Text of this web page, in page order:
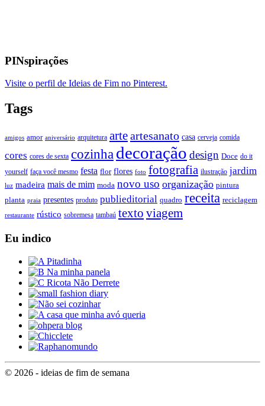
PINspirações
Visite o perfil de Ideias de Fim no Pinterest.
Tags
amigos amor aniversário arquitetura arteartesanato casa cerveja comida
cores cores de sexta cozinhadecoração design Doce do it
yourself faça você mesmo festa flor flores foto fotografia ilustração jardim
luz madeira mais de mim moda novo uso organização pintura
planta praia presentes produto publieditorial quadro receita reciclagem
restaurante rústico sobremesa tambaú texto viagem
Eu indico
© 2026 - ideias de fim de semana